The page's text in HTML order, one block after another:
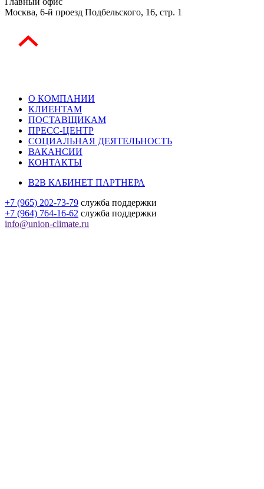
Москва, 6-й проезд Подбельского, 16, стр. 1
О КОМПАНИИ
КЛИЕНТАМ
ПОСТАВЩИКАМ
ПРЕСС-ЦЕНТР
СОЦИАЛЬНАЯ ДЕЯТЕЛЬНОСТЬ
ВАКАНСИИ
КОНТАКТЫ
B2B КАБИНЕТ ПАРТНЕРА
+7 (965) 202-73-79 служба поддержки
+7 (964) 764-16-62 служба поддержки
info@union-climate.ru